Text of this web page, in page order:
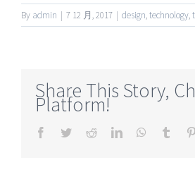
By admin | 7 12 月, 2017 | design,technology,
Share This Story,
Platform!
Facebook
TwitterRedditLinkedInWhatsApp